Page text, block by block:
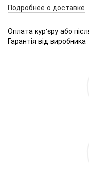
Подробнее о доставке
Оплата кур'єру або
Гарантія від виробника